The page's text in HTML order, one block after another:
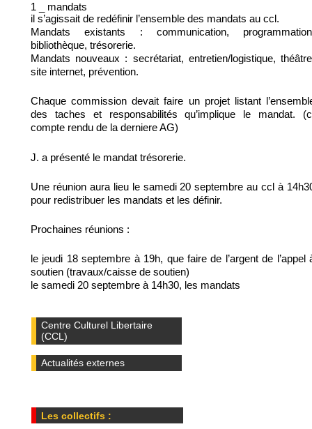
1 _ mandats
il s’agissait de redéfinir l’ensemble des mandats au ccl.
Mandats existants : communication,
bibliothèque, trésorerie.
Mandats nouveaux : secrétariat, entretien/logistique,
site internet, prévention.
Chaque commission devait faire un projet listant
des taches et responsabilités qu’implique le mandat.
compte rendu de la derniere AG)
J. a présenté le mandat trésorerie.
Une réunion aura lieu le samedi 20 septembre au ccl à
pour redistribuer les mandats et les définir.
Prochaines réunions :
le jeudi 18 septembre à 19h, que faire de l’argent de l’appel
soutien (travaux/caisse de soutien)
le samedi 20 septembre à 14h30, les mandats
Centre Culturel Libertaire
(CCL)
Actualités externes
Les collectifs :